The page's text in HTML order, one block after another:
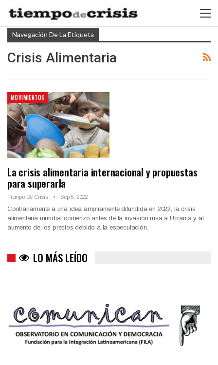
Navegación De La Etiqueta
Crisis Alimentaria
MOVIMIENTOS
La crisis alimentaria internacional y propuestas
para superarla
Tiempo De Crisis Sep 5, 2022
Contrariamente a una idea ampliamente difundida en 2022, la crisis
alimentaria mundial comenzó antes de la invasión rusa a Ucrania y al
aumento de los precios debido a la especulación.
LO MÁS LEÍDO